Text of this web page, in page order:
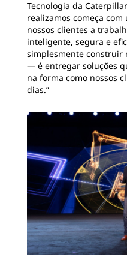
Tecnologia da
realizamos começa
nossos clientes a
inteligente, segura e
simplesmente construir
— é entregar soluções
na forma como nossos
dias.”